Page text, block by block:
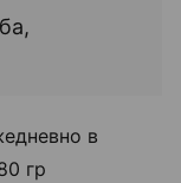
в
гр